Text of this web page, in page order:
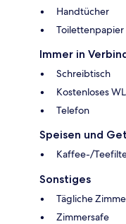
Handtücher
Toilettenpapier
Immer in
Schreibtisch
Kostenloses
Telefon
Speisen und
Kaffee-/
Sonstiges
Tägliche
Zimmersafe